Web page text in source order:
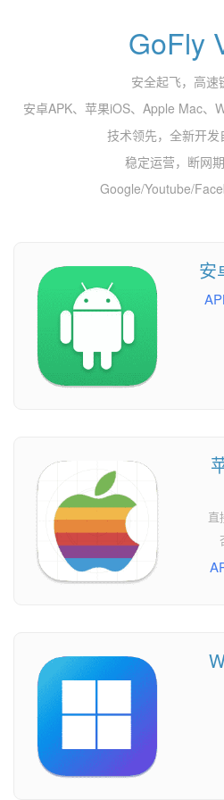
GoFly
安全起飞，高速
安卓APK、苹果iOS、Apple Mac、
技术领先，全新开发
稳定运营，断网
Google/Youtube/
安
直